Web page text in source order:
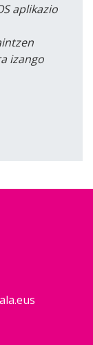
aplikazio
izango